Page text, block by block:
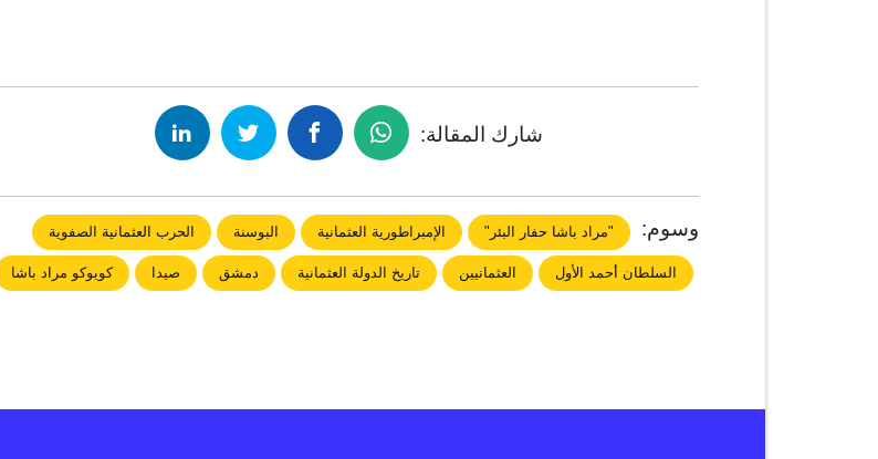
شارك المقالة:
وسوم: "مراد باشا حفار البئر" الإمبراطورية العثمانية البوسنة الحرب العثمانية الصفوية
السلطان أحمد الأول العثمانيين تاريخ الدولة العثمانية دمشق صيدا كويوكو مراد باشا